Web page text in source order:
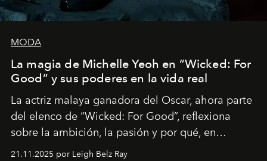
MODA
La magia de Michelle Yeoh en “Wicked: For
Good” y sus poderes en la vida real
La actriz malaya ganadora del Oscar, ahora parte
del elenco de “Wicked: For Good”, reflexiona
sobre la ambición, la pasión y por qué, en
ocasiones, la introspección puede esperar. “Es
21.11.2025 por Leigh Belz Ray